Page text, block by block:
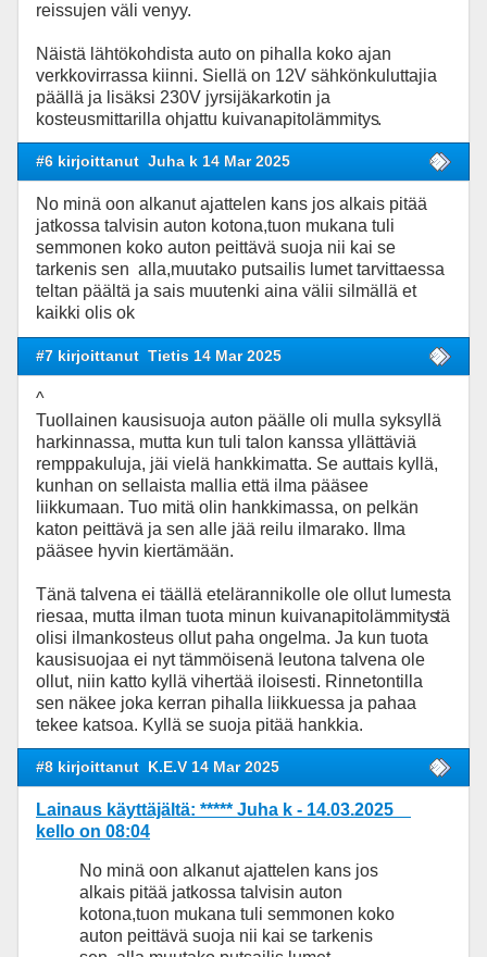
reissujen väli venyy.
Näistä lähtökohdista auto on pihalla koko ajan
verkkovirrassa kiinni. Siellä on 12V sähkönkuluttajia
päällä ja lisäksi 230V jyrsijäkarkotin ja
kosteusmittarilla ohjattu kuivanapitolämmitys.
#6 kirjoittanut Juha k 14 Mar 2025
No minä oon alkanut ajattelen kans jos alkais pitää
jatkossa talvisin auton kotona,tuon mukana tuli
semmonen koko auton peittävä suoja nii kai se
tarkenis sen alla,muutako putsailis lumet tarvittaessa
teltan päältä ja sais muutenki aina välii silmällä et
kaikki olis ok
#7 kirjoittanut Tietis 14 Mar 2025
^
Tuollainen kausisuoja auton päälle oli mulla syksyllä
harkinnassa, mutta kun tuli talon kanssa yllättäviä
remppakuluja, jäi vielä hankkimatta. Se auttais kyllä,
kunhan on sellaista mallia että ilma pääsee
liikkumaan. Tuo mitä olin hankkimassa, on pelkän
katon peittävä ja sen alle jää reilu ilmarako. Ilma
pääsee hyvin kiertämään.
Tänä talvena ei täällä etelärannikolle ole ollut lumesta
riesaa, mutta ilman tuota minun kuivanapitolämmitystä
olisi ilmankosteus ollut paha ongelma. Ja kun tuota
kausisuojaa ei nyt tämmöisenä leutona talvena ole
ollut, niin katto kyllä vihertää iloisesti. Rinnetontilla
sen näkee joka kerran pihalla liikkuessa ja pahaa
tekee katsoa. Kyllä se suoja pitää hankkia.
#8 kirjoittanut K.E.V 14 Mar 2025
Lainaus käyttäjältä: ***** Juha k - 14.03.2025
kello on 08:04
No minä oon alkanut ajattelen kans jos
alkais pitää jatkossa talvisin auton
kotona,tuon mukana tuli semmonen koko
auton peittävä suoja nii kai se tarkenis